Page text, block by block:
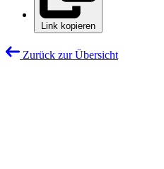
Link kopieren
Zurück zur Übersicht